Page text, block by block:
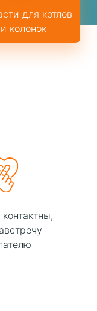
для котлов
и колонок